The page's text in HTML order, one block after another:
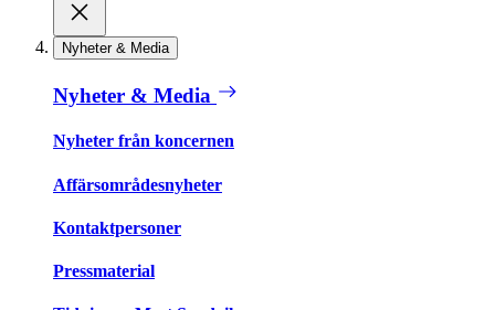
Nyheter & Media
Nyheter & Media
Nyheter från koncernen
Affärsområdesnyheter
Kontaktpersoner
Pressmaterial